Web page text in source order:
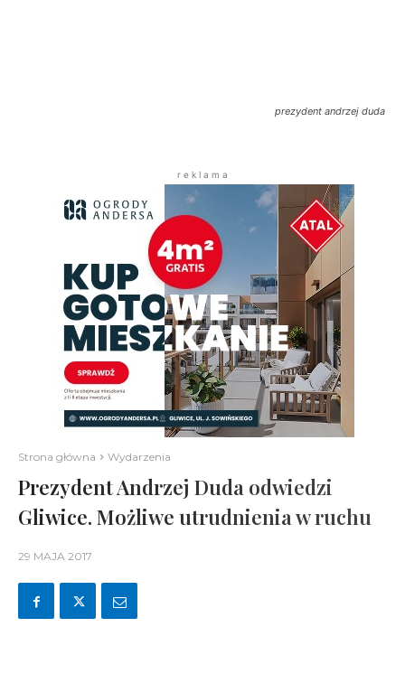
prezydent andrzej duda
r e k l a m a
Strona główna Wydarzenia
Prezydent Andrzej Duda odwiedzi
Gliwice. Możliwe utrudnienia w ruchu
29 MAJA 2017